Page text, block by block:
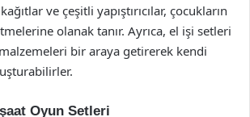
ve çeşitli yapıştırıcılar, çocukların
olanak tanır. Ayrıca, el işi setleri
bir araya getirerek kendi
Oyun Setleri